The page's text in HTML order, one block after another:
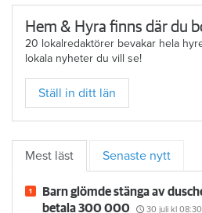
Hem & Hyra finns där du
20 lokalredaktörer bevakar hela
lokala nyheter du vill se!
Ställ in ditt län
Mest läst Senaste nytt
Barn glömde stänga av
betala 300 000
30 juli kl 08:30